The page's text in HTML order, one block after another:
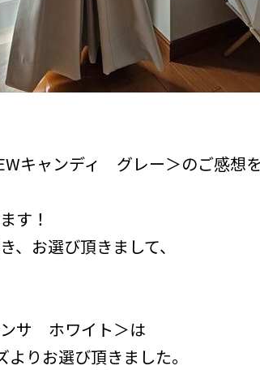
キャンディ グレー＞のご感想を
す！
、お選び頂きまして、
ンサ ホワイト＞は
りお選び頂きました。